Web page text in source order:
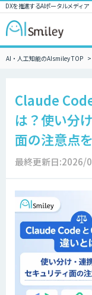
DXを推進するAIポータルメディ
AI・人工知能のAIsmiley TOP
Claude
は？使い分
面の注意点
最終更新日:2026/